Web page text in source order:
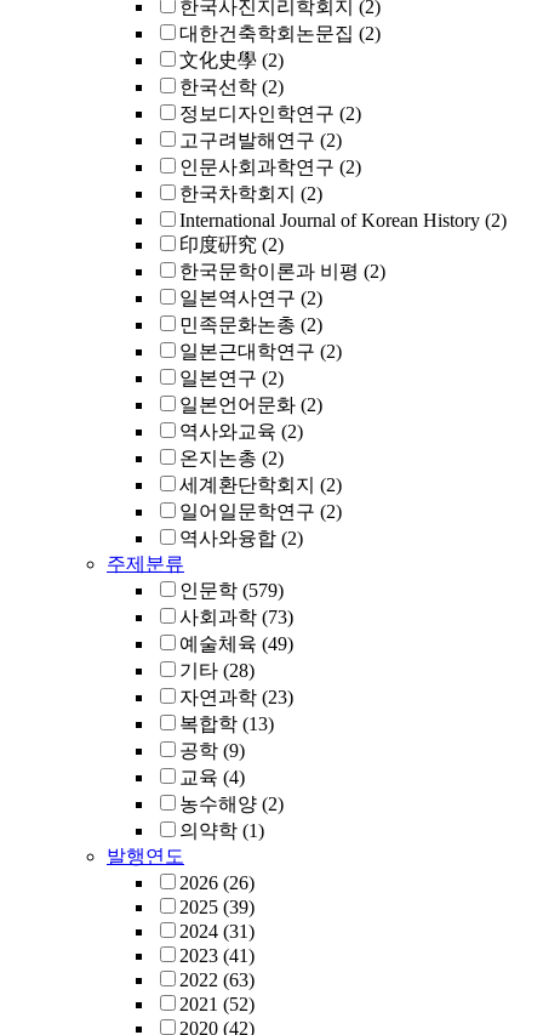
한국사진지리학회지 (2)
대한건축학회논문집 (2)
文化史學 (2)
한국선학 (2)
정보디자인학연구 (2)
고구려발해연구 (2)
인문사회과학연구 (2)
한국차학회지 (2)
International Journal of Korean History (2)
印度硏究 (2)
한국문학이론과 비평 (2)
일본역사연구 (2)
민족문화논총 (2)
일본근대학연구 (2)
일본연구 (2)
일본언어문화 (2)
역사와교육 (2)
온지논총 (2)
세계환단학회지 (2)
일어일문학연구 (2)
역사와융합 (2)
주제분류
인문학 (579)
사회과학 (73)
예술체육 (49)
기타 (28)
자연과학 (23)
복합학 (13)
공학 (9)
교육 (4)
농수해양 (2)
의약학 (1)
발행연도
2026 (26)
2025 (39)
2024 (31)
2023 (41)
2022 (63)
2021 (52)
2020 (42)